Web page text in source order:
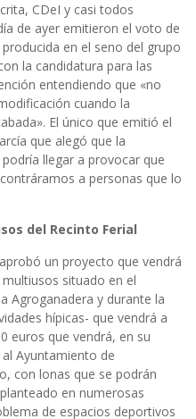
CDeI y casi todos
de ayer emitieron el voto de
en el seno del grupo
la candidatura para las
entendiendo que «no
cuando la
El único que emitió el
que alegó que la
llegar a provocar que
a personas que lo
del Recinto Ferial
un proyecto que vendrá
situado en el
Agroganadera y durante la
hípicas- que vendrá a
euros que vendrá, en su
Ayuntamiento de
con lonas que se podrán
en numerosas
de espacios deportivos